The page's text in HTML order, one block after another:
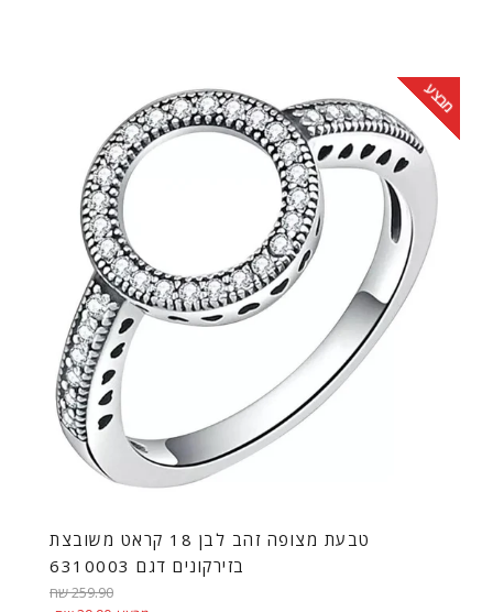
טבעת מצופה זהב לבן 18 קראט משובצת
בזירקונים דגם 6310003
מחיר
259.90 שח
מבצע